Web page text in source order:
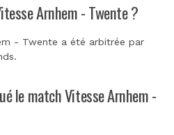
Arnhem - Twente ?
- Twente a été arbitrée par
.
le match Vitesse Arnhem -